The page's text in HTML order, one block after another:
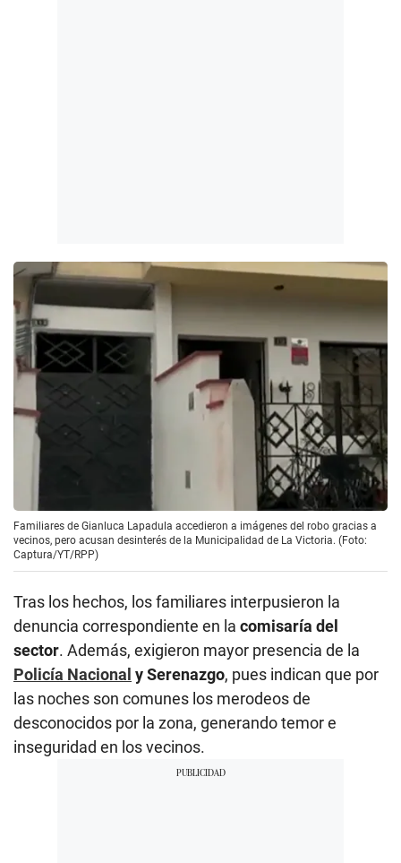
Familiares de Gianluca Lapadula accedieron a imágenes del robo gracias a
vecinos, pero acusan desinterés de la Municipalidad de La Victoria. (Foto:
Captura/YT/RPP)
Tras los hechos, los familiares interpusieron la
denuncia correspondiente en la comisaría del
sector. Además, exigieron mayor presencia de la
Policía Nacional y Serenazgo, pues indican que por
las noches son comunes los merodeos de
desconocidos por la zona, generando temor e
inseguridad en los vecinos.